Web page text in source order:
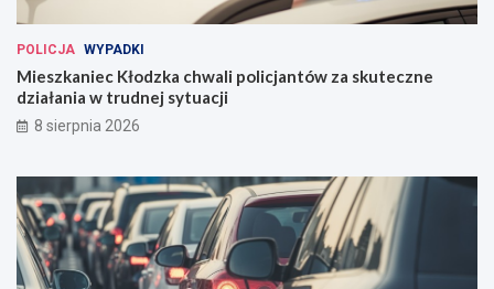
POLICJA WYPADKI
Mieszkaniec Kłodzka chwali policjantów za skuteczne
działania w trudnej sytuacji
8 sierpnia 2026